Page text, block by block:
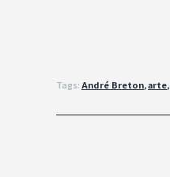
Tags:André Breton,arte,